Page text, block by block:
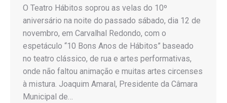
O Teatro Hábitos soprou as velas do 10º
aniversário na noite do passado sábado, dia 12 de
novembro, em Carvalhal Redondo, com o
espetáculo “10 Bons Anos de Hábitos” baseado
no teatro clássico, de rua e artes performativas,
onde não faltou animação e muitas artes circenses
à mistura. Joaquim Amaral, Presidente da Câmara
Municipal de…